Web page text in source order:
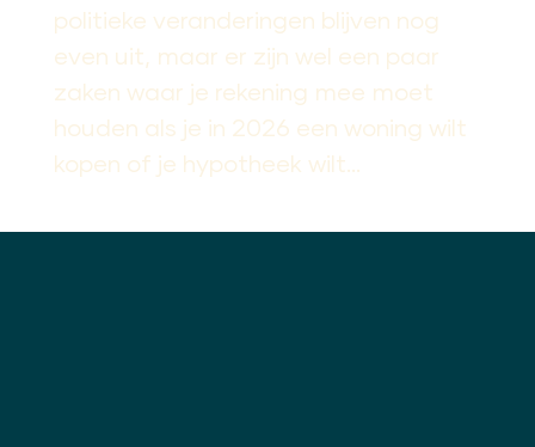
politieke veranderingen blijven nog
even uit, maar er zijn wel een paar
zaken waar je rekening mee moet
houden als je in 2026 een woning wilt
kopen of je hypotheek wilt...